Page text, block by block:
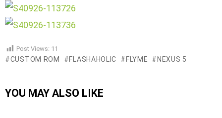
Post Views: 11
CUSTOM ROM FLASHAHOLIC FLYME NEXUS 5
YOU MAY ALSO LIKE